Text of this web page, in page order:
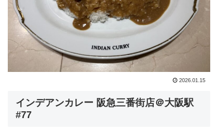
2026.01.15
インデアンカレー 阪急三番街店＠大阪駅
#77